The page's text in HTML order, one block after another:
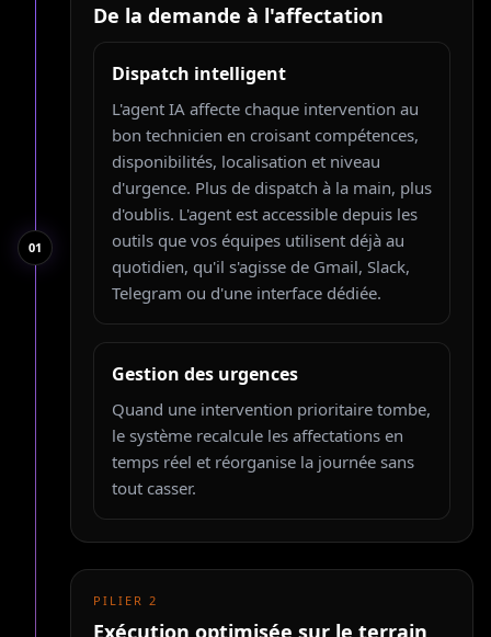
De la demande à l'affectation
Dispatch intelligent
L'agent IA affecte chaque intervention au
bon technicien en croisant compétences,
disponibilités, localisation et niveau
d'urgence. Plus de dispatch à la main, plus
d'oublis. L'agent est accessible depuis les
outils que vos équipes utilisent déjà au
quotidien, qu'il s'agisse de Gmail, Slack,
Telegram ou d'une interface dédiée.
Gestion des urgences
Quand une intervention prioritaire tombe,
le système recalcule les affectations en
temps réel et réorganise la journée sans
tout casser.
01
PILIER 2
Exécution optimisée sur le terrain